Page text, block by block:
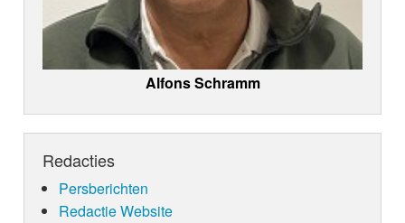
Alfons Schramm
Redacties
Persberichten
Redactie Website